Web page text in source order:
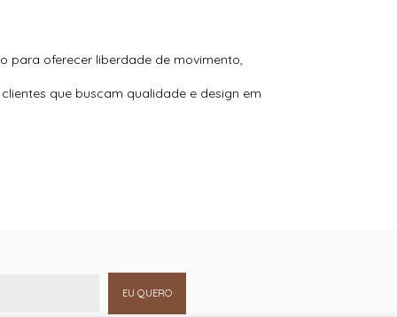
para oferecer liberdade de movimento,
que buscam qualidade e design em
EU QUERO